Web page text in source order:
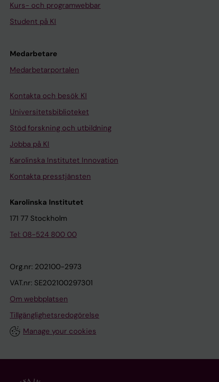
Kurs- och programwebbar
Student på KI
Medarbetare
Medarbetarportalen
Kontakta och besök KI
Universitetsbiblioteket
Stöd forskning och utbildning
Jobba på KI
Karolinska Institutet Innovation
Kontakta presstjänsten
Karolinska Institutet
171 77 Stockholm
Tel: 08-524 800 00
Org.nr: 202100-2973
VAT.nr: SE202100297301
Om webbplatsen
Tillgänglighetsredogörelse
Manage your cookies